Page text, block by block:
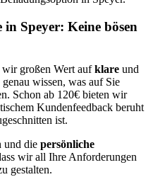
Speyer: Keine bösen
wir großen Wert aufklare und
wissen, was auf Sie
Schon ab 120€ bieten wir
Kundenfeedback beruht
ist.
und die persönliche
wir all Ihre Anforderungen
gestalten.